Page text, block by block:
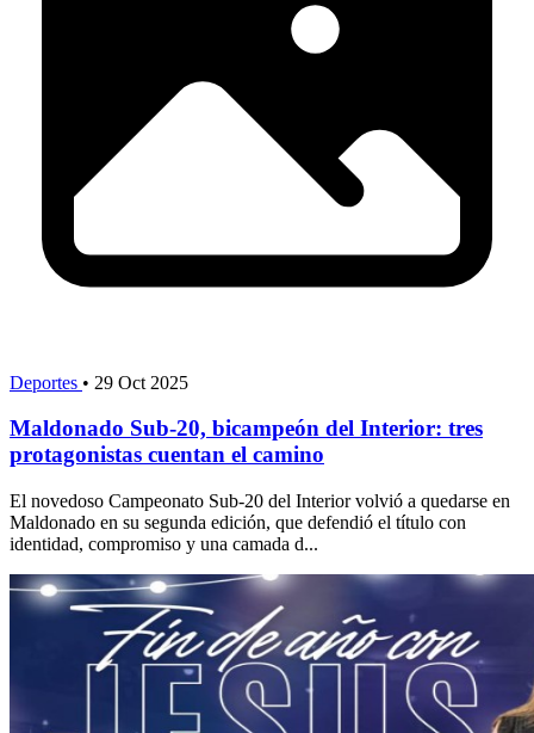
Deportes • 29 Oct 2025
Maldonado Sub-20, bicampeón del Interior: tres
protagonistas cuentan el camino
El novedoso Campeonato Sub-20 del Interior volvió a quedarse en
Maldonado en su segunda edición, que defendió el título con
identidad, compromiso y una camada d...